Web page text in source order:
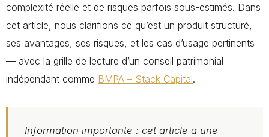
complexité réelle et de risques parfois sous-estimés. Dans
cet article, nous clarifions ce qu’est un produit structuré,
ses avantages, ses risques, et les cas d’usage pertinents
— avec la grille de lecture d’un conseil patrimonial
indépendant comme BMPA – Stack Capital.
Information importante : cet article a une